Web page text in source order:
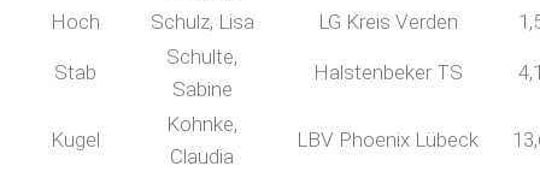
Hoch Schulz, Lisa LG Kreis Verden
Stab
Schulte,
Sabine
Halstenbeker TS
Kugel
Kohnke,
Claudia
LBV Phoenix Lübeck